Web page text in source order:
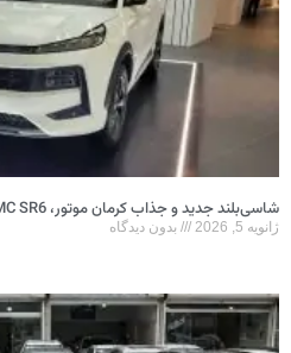
شاسی‌بلند جدید و جذاب کرمان موتور، KMC SR6، به بازار می‌آید
ژانویه 5, 2026 بدون دیدگاه